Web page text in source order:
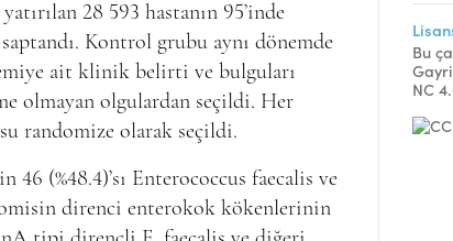
28 593 hastanın 95’inde
Kontrol grubu aynı dönemde
ait klinik belirti ve bulguları
olmayan olgulardan seçildi. Her
randomize olarak seçildi.
(%48.4)’sı Enterococcus faecalis ve
direnci enterokok kökenlerinin
Bu
NC